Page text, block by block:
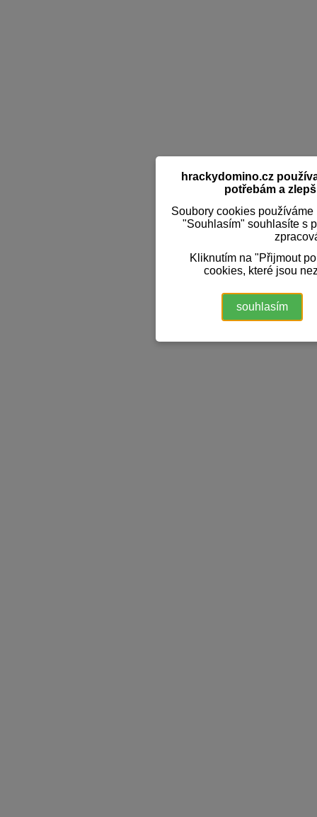
hrackydomino.cz
potřebám a
Soubory cookies
"Souhlasím" souhlasíte s
Kliknutím na "Přijmout
cookies, které jsou
souhlasím